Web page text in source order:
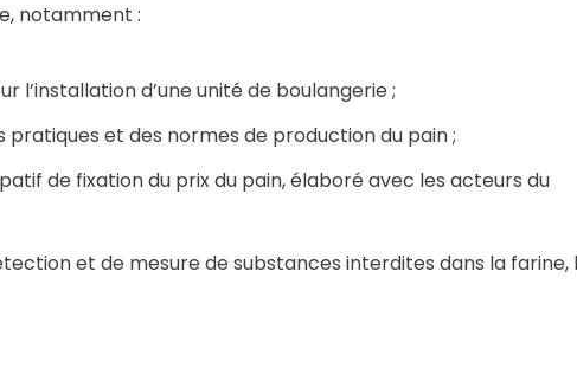
notamment :
l’installation d’une unité de boulangerie ;
pratiques et des normes de production du pain ;
de fixation du prix du pain, élaboré avec les acteurs du
et de mesure de substances interdites dans la farine,